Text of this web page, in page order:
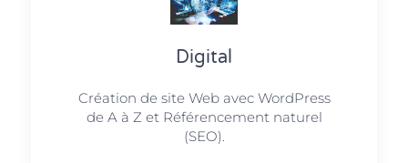
Digital
Création de site Web avec WordPress
de A à Z et Référencement naturel
(SEO).